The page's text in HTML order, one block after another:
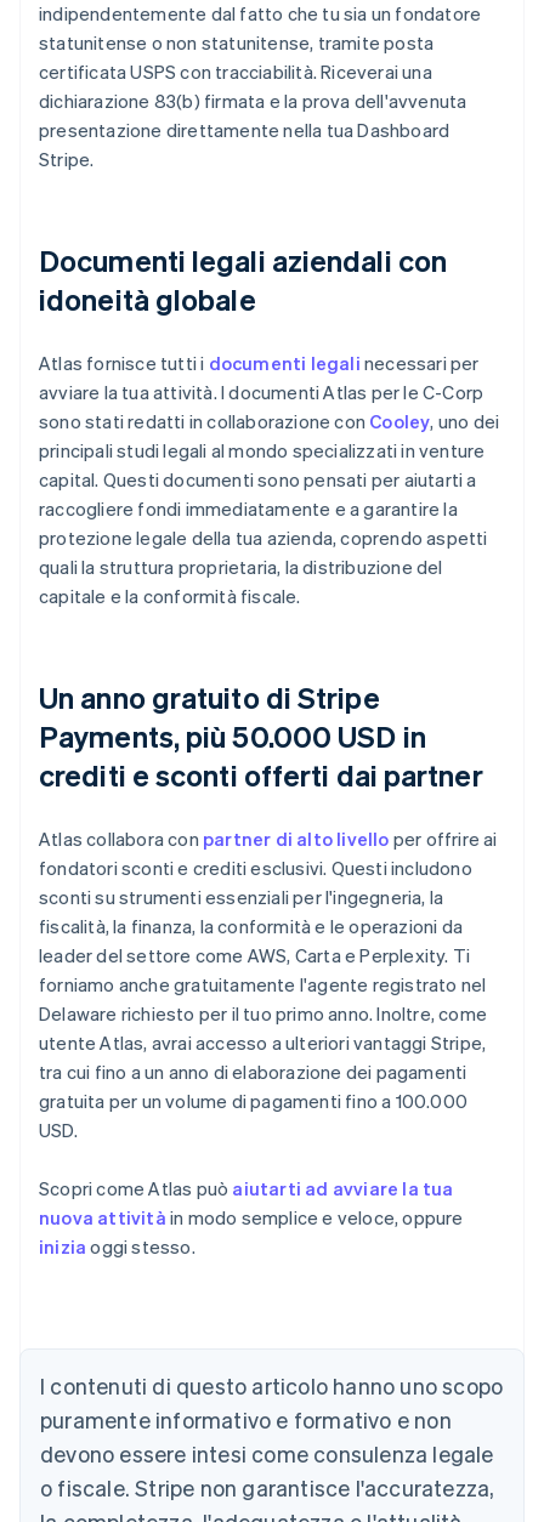
indipendentemente dal fatto che tu sia un fondatore
statunitense o non statunitense, tramite posta
certificata USPS con tracciabilità. Riceverai una
dichiarazione 83(b) firmata e la prova dell'avvenuta
presentazione direttamente nella tua Dashboard
Stripe.
Documenti legali aziendali con
idoneità globale
Atlas fornisce tutti i documenti legali necessari per
avviare la tua attività. I documenti Atlas per le C-Corp
sono stati redatti in collaborazione con Cooley, uno dei
principali studi legali al mondo specializzati in venture
capital. Questi documenti sono pensati per aiutarti a
raccogliere fondi immediatamente e a garantire la
protezione legale della tua azienda, coprendo aspetti
quali la struttura proprietaria, la distribuzione del
capitale e la conformità fiscale.
Un anno gratuito di Stripe
Payments, più 50.000 USD in
crediti e sconti offerti dai partner
Atlas collabora con partner di alto livello per offrire ai
fondatori sconti e crediti esclusivi. Questi includono
sconti su strumenti essenziali per l'ingegneria, la
fiscalità, la finanza, la conformità e le operazioni da
leader del settore come AWS, Carta e Perplexity. Ti
forniamo anche gratuitamente l'agente registrato nel
Delaware richiesto per il tuo primo anno. Inoltre, come
utente Atlas, avrai accesso a ulteriori vantaggi Stripe,
tra cui fino a un anno di elaborazione dei pagamenti
gratuita per un volume di pagamenti fino a 100.000
USD.
Scopri come Atlas può aiutarti ad avviare la tua
nuova attività in modo semplice e veloce, oppure
inizia oggi stesso.
I contenuti di questo articolo hanno uno scopo
puramente informativo e formativo e non
devono essere intesi come consulenza legale
o fiscale. Stripe non garantisce l'accuratezza,
Austria
Belgio
Nederlands FrançaisDeutschEnglish
Brasile
Português English
Bulgaria
English